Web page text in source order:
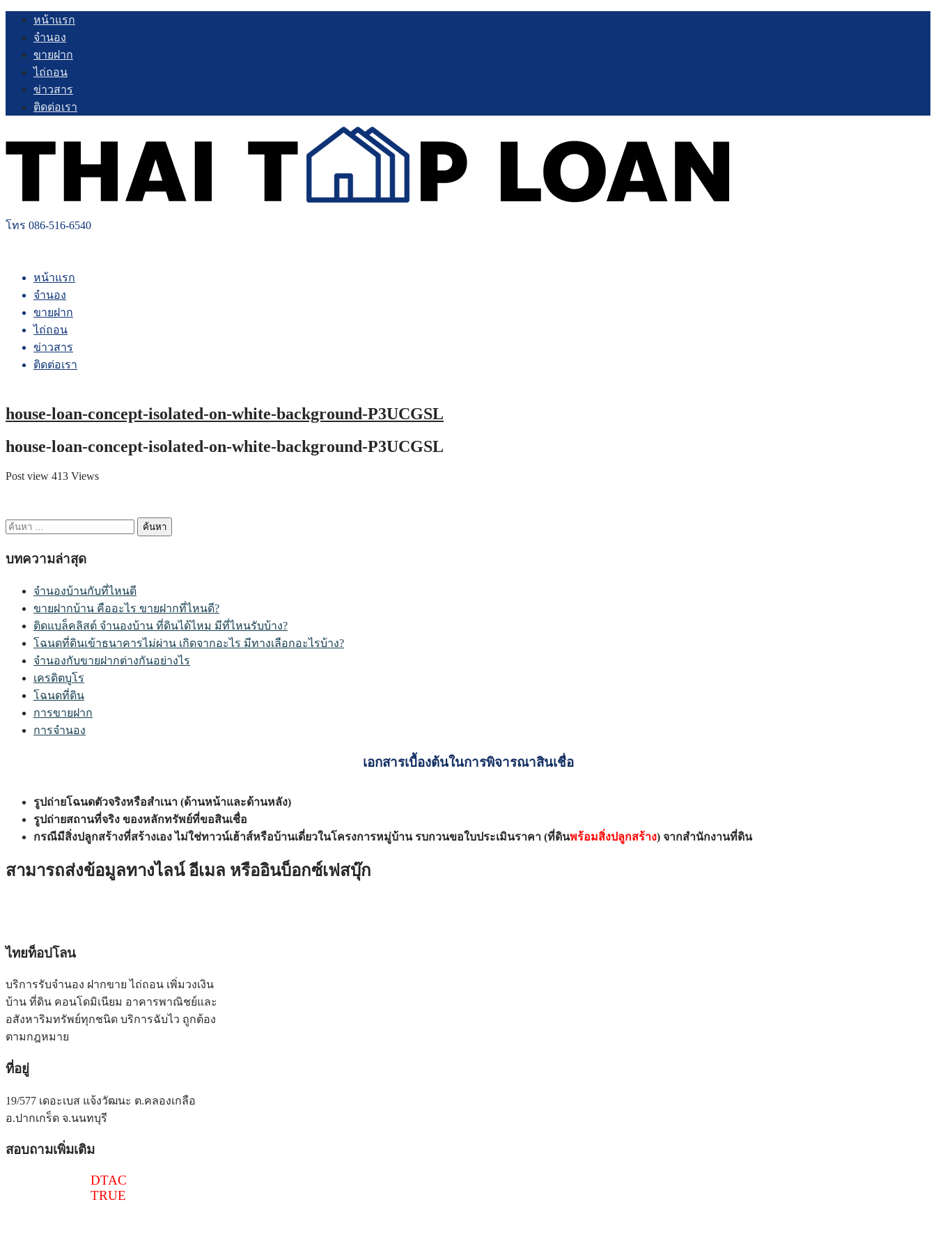
Skip
content
หน้าแรก
จำนอง
ขายฝาก
ไถ่ถอน
ข่าวสาร
ติดต่อเรา
โทร 086-516-6540
หน้าแรก
จำนอง
ขายฝาก
ไถ่ถอน
ข่าวสาร
ติดต่อเรา
house-loan-concept-isolated-on-white-background-P3UCGSL
house-loan-concept-isolated-on-white-background-P3UCGSL
Post view 413 Views
ค้นหา
บทความล่าสุด
จำนองบ้านกับที่ไหนดี
ขายฝากบ้าน คืออะไร ขายฝากที่ไหนดี?
ติดแบล็คลิสต์ จำนองบ้าน ที่ดินได้ไหม มีที่ไหนรับบ้าง?
โฉนดที่ดินเข้าธนาคารไม่ผ่าน เกิดจากอะไร มีทางเลือกอะไรบ้าง?
จำนองกับขายฝากต่างกันอย่างไร
เครดิตบูโร
โฉนดที่ดิน
การขายฝาก
การจำนอง
เอกสารเบื้องต้นในการพิจารณาสินเชื่อ
รูปถ่ายโฉนดตัวจริงหรือสำเนา (ด้านหน้าและด้านหลัง)
รูปถ่ายสถานที่จริง ของหลักทรัพย์ที่ขอสินเชื่อ
กรณีมีสิ่งปลูกสร้างที่สร้างเอง ไม่ใช่ทาวน์เฮ้าส์หรือบ้านเดี่ยวในโครงการหมู่บ้าน รบกวนขอใบประเมินราคา (ที่ดินพร้อมสิ่งปลูกสร้าง) จากสำนักงานที่ดิน
สามารถส่งข้อมูลทางไลน์ อีเมล หรืออินบ็อกซ์เฟสบุ๊ก
ไทยท็อปโลน
บริการรับจำนอง ฝากขาย ไถ่ถอน เพิ่มวงเงิน
บ้าน ที่ดิน คอนโดมิเนียม อาคารพาณิชย์และ
อสังหาริมทรัพย์ทุกชนิด บริการฉับไว ถูกต้อง
ตามกฎหมาย
ที่อยู่
19/577 เดอะเบส แจ้งวัฒนะ ต.คลองเกลือ
อ.ปากเกร็ด จ.นนทบุรี
สอบถามเพิ่มเติม
DTAC
TRUE